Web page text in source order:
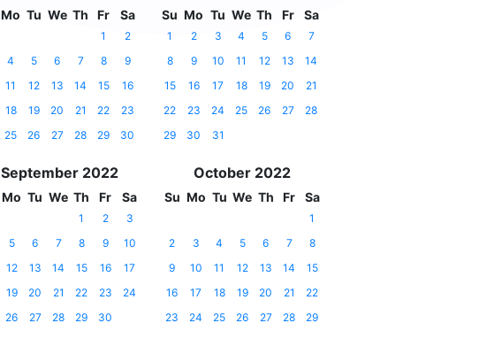
Mo Tu We Th Fr Sa
1
2
4 5 6 7 8
9
11 12 13 14 15
16
18 19 20 21 22
23
25 26 27 28 29 30
Su Mo Tu We Th Fr Sa
1 2 3 4 5 6
7
8
9 10 11 12 13
14
15
16 17 18 19 20
21
22
23 24 25 26 27
28
29
30 31
September 2022
Mo Tu We Th Fr Sa
1 2
3
5 6 7 8 9
10
12 13 14 15 16
17
19 20 21 22 23
24
26 27 28 29 30
October 2022
Su Mo Tu We Th Fr Sa
1
2
3 4 5 6 7
8
9
10 11 12 13 14
15
16
17 18 19 20 21
22
23
24 25 26 27 28 29